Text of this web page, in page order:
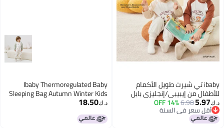
ibaby تي شيرت طويل الأكمام
للأطفال من إيبيبي/إنجليزي بابل
ميت، طباعة كرتونية للذكور والإناث،
للأطفال الكبار
د.ك‏5.97
6.98
14% OFF
أقل سعر في السنة
أقل سعر في السنة
Ibaby Thermoregulated Baby
Sleeping Bag Autumn Winter Kids
Anti-kick Baby Sleep Sack Anti-
startle Split-leg Comfortable
Fleece Rabbit Floral 110
د.ك‏18.50